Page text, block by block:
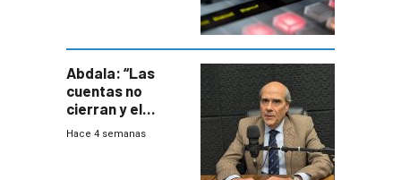
Abdala: “Las
cuentas no
cierran y el
balance del
Hace 4 semanas